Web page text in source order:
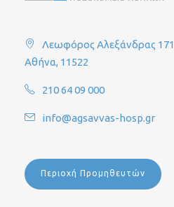
Λεωφόρος Αλεξάνδρας 171
Αθήνα, 11522
210 64 09 000
info@agsavvas-hosp.gr
Περιοχή Προμηθευτών